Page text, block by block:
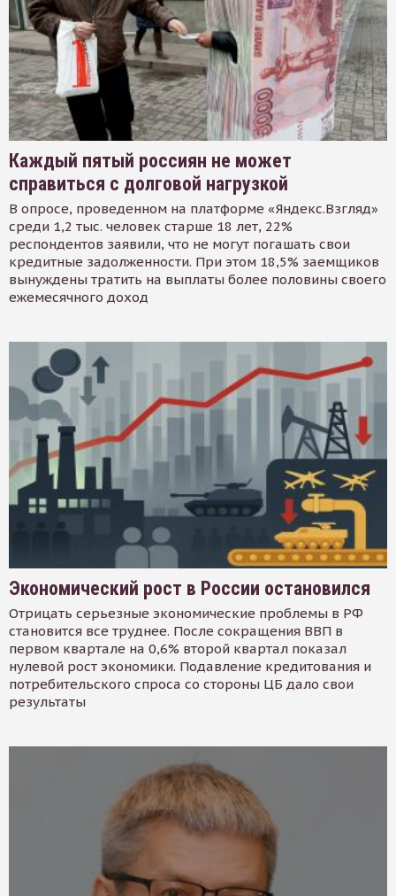
Каждый пятый россиян не может
справиться с долговой нагрузкой
В опросе, проведенном на платформе «Яндекс.Взгляд»
среди 1,2 тыс. человек старше 18 лет, 22%
респондентов заявили, что не могут погашать свои
кредитные задолженности. При этом 18,5% заемщиков
вынуждены тратить на выплаты более половины своего
ежемесячного доход
Экономический рост в России остановился
Отрицать серьезные экономические проблемы в РФ
становится все труднее. После сокращения ВВП в
первом квартале на 0,6% второй квартал показал
нулевой рост экономики. Подавление кредитования и
потребительского спроса со стороны ЦБ дало свои
результаты